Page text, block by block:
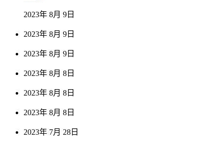
2023年 8月 9日
2023年 8月 9日
2023年 8月 9日
2023年 8月 8日
2023年 8月 8日
2023年 8月 8日
2023年 7月 28日